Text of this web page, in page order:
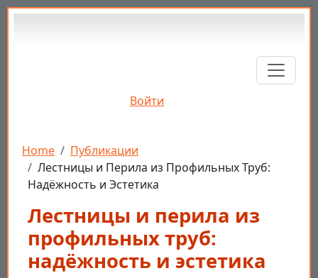
Перейти к основному содержанию
Войти
Строка навигации
Home
Публикации
Лестницы и Перила из Профильных Труб:
Надёжность и Эстетика
Лестницы и перила из
профильных труб:
надёжность и эстетика